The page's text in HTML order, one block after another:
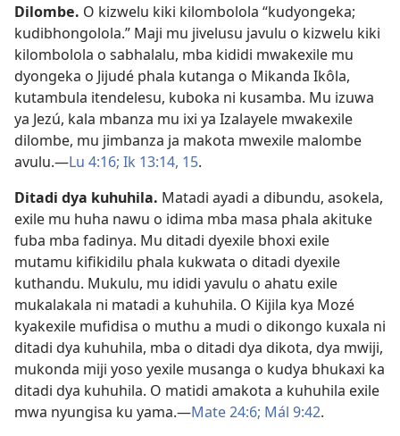
Dilombe. O kizwelu kiki kilombolola “kudyongeka;
kudibhongolola.” Maji mu jivelusu javulu o kizwelu kiki
kilombolola o sabhalalu, mba kididi mwakexile mu
dyongeka o Jijudé phala kutanga o Mikanda Ikôla,
kutambula itendelesu, kuboka ni kusamba. Mu izuwa
ya Jezú, kala mbanza mu ixi ya Izalayele mwakexile
dilombe, mu jimbanza ja makota mwexile malombe
avulu.—Lu 4:16; Ik 13:14, 15.
Ditadi dya kuhuhila. Matadi ayadi a dibundu, asokela,
exile mu huha nawu o idima mba masa phala akituke
fuba mba fadinya. Mu ditadi dyexile bhoxi exile
mutamu kifikidilu phala kukwata o ditadi dyexile
kuthandu. Mukulu, mu ididi yavulu o ahatu exile
mukalakala ni matadi a kuhuhila. O Kijila kya Mozé
kyakexile mufidisa o muthu a mudi o dikongo kuxala ni
ditadi dya kuhuhila, mba o ditadi dya dikota, dya mwiji,
mukonda miji yoso yexile musanga o kudya bhukaxi ka
ditadi dya kuhuhila. O matidi amakota a kuhuhila exile
mwa nyungisa ku yama.—Mate 24:6; Mál 9:42.